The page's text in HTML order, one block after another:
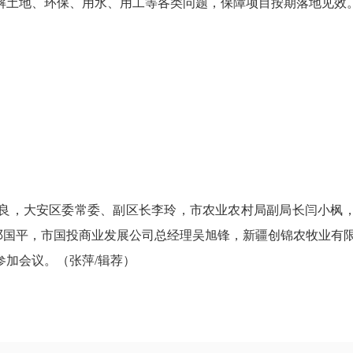
地、环保、用水、用工等各类问题，保障项目按期落地见效。
安区委常委、副区长李玲，市农业农村局副局长闫小枫
平，市国投商业发展公司总经理吴旭锋，新疆创锦农牧业有
会议。（张萍/辑荐）